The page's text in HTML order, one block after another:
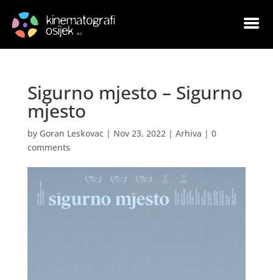
Sigurno mjesto – Sigurno
mjesto
by Goran Leskovac| Nov 23, 2022| Arhiva | 0
comments